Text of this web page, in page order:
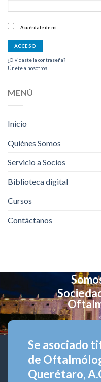
Acuérdate de mí
¿Olvidaste la contraseña?
Únete a nosotros
MENÚ
Inicio
Quiénes Somos
Servicio a Socios
Biblioteca digital
Cursos
Contáctanos
Se asociado
de
Querétaro,